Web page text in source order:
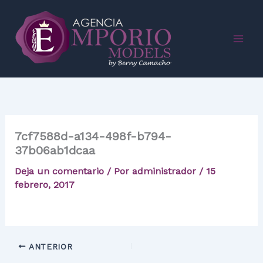
contenido
7cf7588d-a134-498f-b794-
37b06ab1dcaa
Deja un comentario / Por administrador / 15
febrero, 2017
ANTERIOR